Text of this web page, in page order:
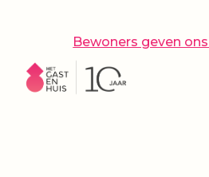
Bewoners geven ons